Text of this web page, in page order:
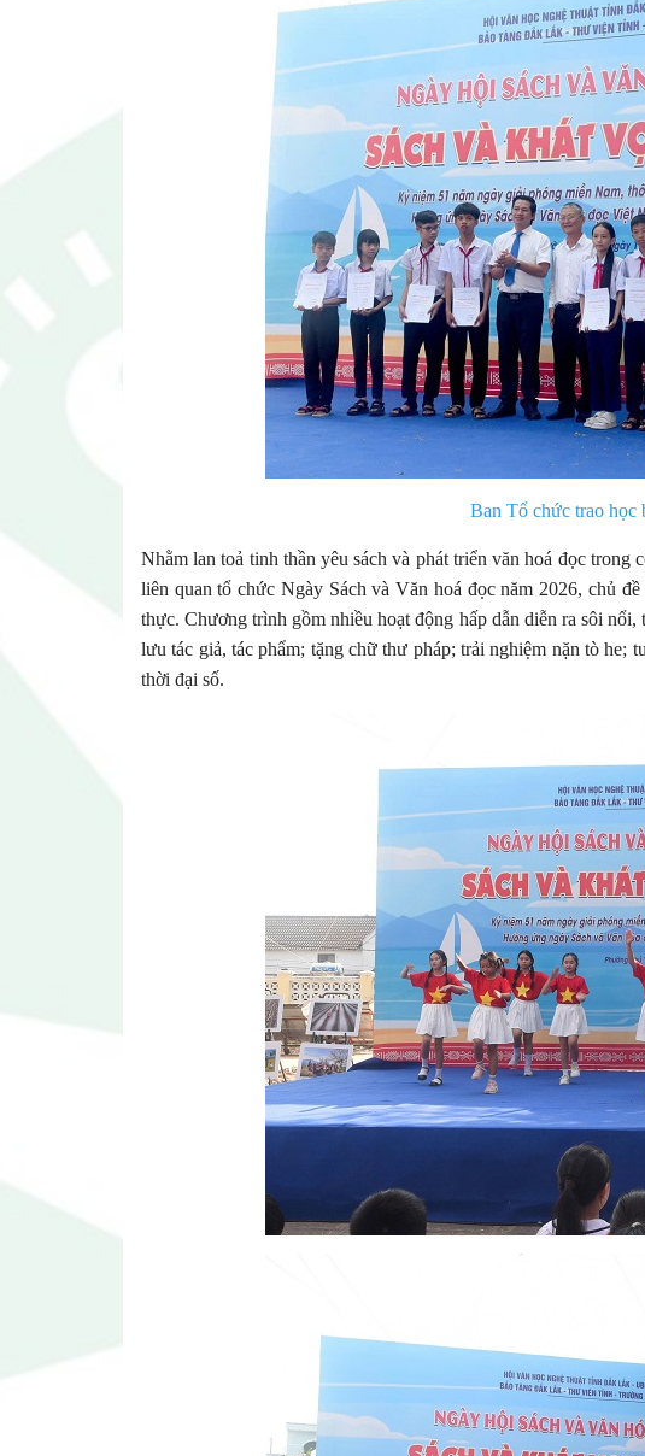
Ban Tổ chức trao học
Nhằm lan toả tinh thần yêu sách và phát triển văn hoá đọc
liên quan tổ chức Ngày Sách và Văn hoá đọc năm 2026, chủ
thực. Chương trình gồm nhiều hoạt động hấp dẫn diễn ra sôi
lưu tác giả, tác phẩm; tặng chữ thư pháp; trải nghiệm nặn tò he;
thời đại số.